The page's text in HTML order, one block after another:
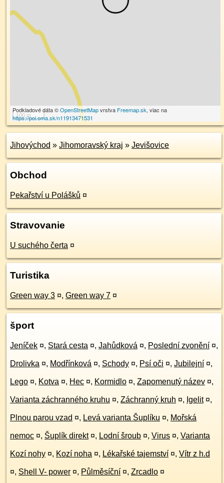
100 m
Podkladové dáta ©OpenStreetMapvrstva Freemap.sk, viac na
https://poi.oma.sk/n11913471531
Jihovýchod » Jihomoravský kraj » Jevišovice
Obchod
Pekařství u Polášků ¤
Stravovanie
U suchého čerta ¤
Turistika
Green way 3 ¤, Green way 7 ¤
šport
Jeníček ¤, Stará cesta ¤, Jahůdková ¤, Poslední zvonění ¤,
Drolivka ¤, Modřínková ¤, Schody ¤, Psí oči ¤, Jubilejní ¤,
Lego ¤, Kotva ¤, Hec ¤, Kormidlo ¤, Zapomenutý název ¤,
Varianta záchranného kruhu ¤, Záchranný kruh ¤, Igelit ¤,
Plnou parou vzad ¤, Levá varianta Šuplíku ¤, Mořská
nemoc ¤, Šuplík direkt ¤, Lodní šroub ¤, Virus ¤, Varianta
Kozí nohy ¤, Kozí noha ¤, Lékařské tajemství ¤, Vítr z h.d
¤, Shell V- power ¤, Půlměsíční ¤, Zrcadlo ¤